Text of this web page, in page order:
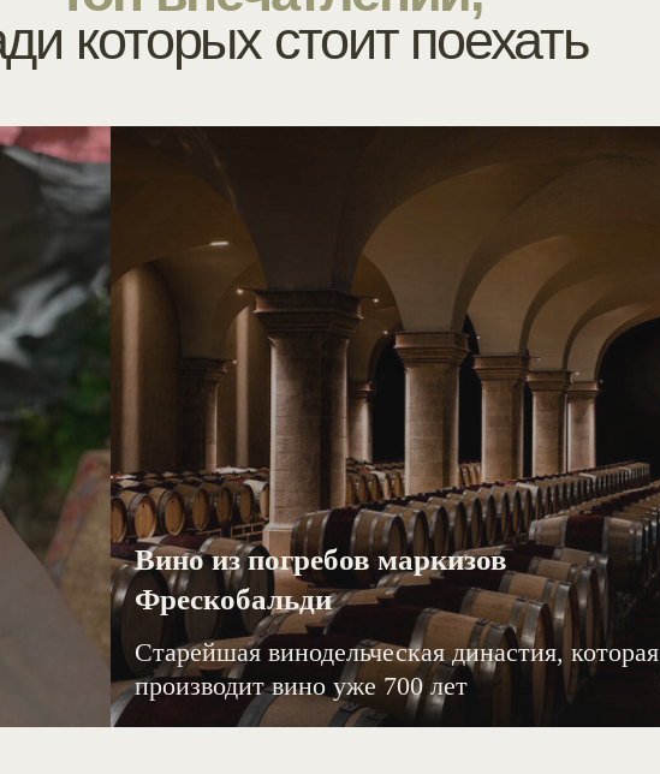
Вино из погребов маркизов
Фрескобальди
Старейшая винодельческая династия, которая
производит вино уже 700 лет
—